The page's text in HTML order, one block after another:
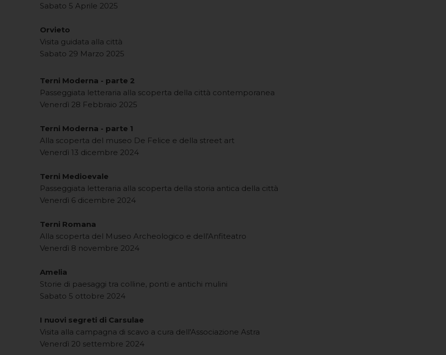
Sabato 5 Aprile 2025
Orvieto
Visita guidata alla città
Sabato 29 Marzo 2025
Terni Moderna - parte 2
Passeggiata letteraria alla scoperta della città contemporanea
Venerdì 28 Febbraio 2025
Terni Moderna - parte 1
Alla scoperta del museo De Felice e della street art
Venerdì 13 dicembre 2024
Terni Medioevale
Passeggiata letteraria alla scoperta della storia antica della città
Venerdì 6 dicembre 2024
Terni Romana
Alla scoperta del Museo Archeologico e dell'Anfiteatro
Venerdì 8 novembre 2024
Amelia
Storie di paesaggi tra colline, ponti e antichi mulini
Sabato 5 ottobre 2024
I nuovi segreti di Carsulae
Visita alla campagna di scavo a cura dell'Associazione Astra
Venerdì 20 settembre 2024